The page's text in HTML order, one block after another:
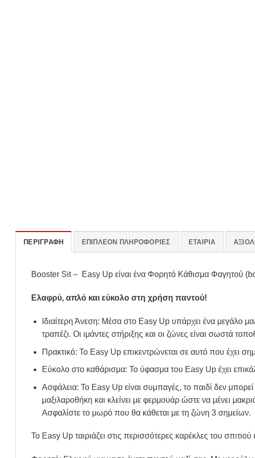
ΠΕΡΙΓΡΑΦΉ ΕΠΙΠΛΈΟΝ ΠΛΗΡΟΦΟΡΊΕΣ ΕΤΑΙΡΊΑ
Booster Sit – Easy Up είναι ένα Φορητό Κάθισμα Φαγητού
Ελαφρύ, απλό και εύκολο στη χρήση παντού!
Ιδιαίτερη Άνεση: Μέσα στο Easy Up υπάρχει ένα μεγάλο
τραπέζι. Οι ιμάντες στήριξης και οι ζώνες είναι σωστά
Πρακτικό: Το Easy Up επικεντρώνεται σε αυτό που έχει
Εύκολο στο καθάρισμα: Το ύφασμα του Easy Up έχει
Ασφάλεια: Το Easy Up είναι συμπαγές, το παιδί δεν
μαξιλαροθήκη και κλείνει με φερμουάρ ώστε να μένει
Ασφαλίστε το μωρό που θα κάθεται με τη ζώνη 3 σημείων.
Το Easy Up ταιριάζει στις περισσότερες καρέκλες του